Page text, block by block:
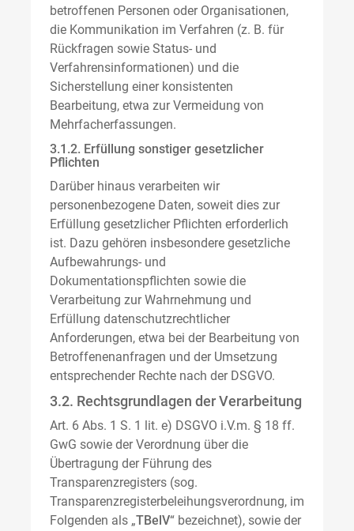
betroffenen Personen oder Organisationen,
die Kommunikation im Verfahren (z. B. für
Rückfragen sowie Status- und
Verfahrensinformationen) und die
Sicherstellung einer konsistenten
Bearbeitung, etwa zur Vermeidung von
Mehrfacherfassungen.
3.1.2. Erfüllung sonstiger gesetzlicher
Pflichten
Darüber hinaus verarbeiten wir
personenbezogene Daten, soweit dies zur
Erfüllung gesetzlicher Pflichten erforderlich
ist. Dazu gehören insbesondere gesetzliche
Aufbewahrungs- und
Dokumentationspflichten sowie die
Verarbeitung zur Wahrnehmung und
Erfüllung datenschutzrechtlicher
Anforderungen, etwa bei der Bearbeitung von
Betroffenenanfragen und der Umsetzung
entsprechender Rechte nach der DSGVO.
3.2. Rechtsgrundlagen der Verarbeitung
Art. 6 Abs. 1 S. 1 lit. e) DSGVO i.V.m. § 18 ff.
GwG sowie der Verordnung über die
Übertragung der Führung des
Transparenzregisters (sog.
Transparenzregisterbeleihungsverordnung, im
Folgenden als „TBelV“ bezeichnet), sowie der